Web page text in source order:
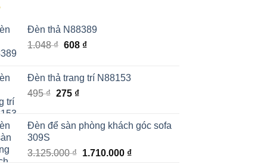
Đèn thả N88389
1.048₫ Giá
1.048 ₫.
608 ₫Giá
là:
Đèn thả trang trí N88153
495₫ Giá
495 ₫.
275 ₫Giá
là:
Đèn để sàn phòng khách góc sofa
309S
3.125.000₫ Giá
1.710.000 ₫Giá